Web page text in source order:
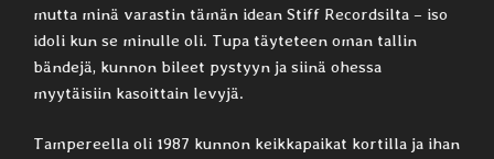
mutta minä varastin tämän idean Stiff Recordsilta – iso
idoli kun se minulle oli. Tupa täyteteen oman tallin
bändejä, kunnon bileet pystyyn ja siinä ohessa
myytäisiin kasoittain levyjä.
Tampereella oli 1987 kunnon keikkapaikat kortilla ja ihan